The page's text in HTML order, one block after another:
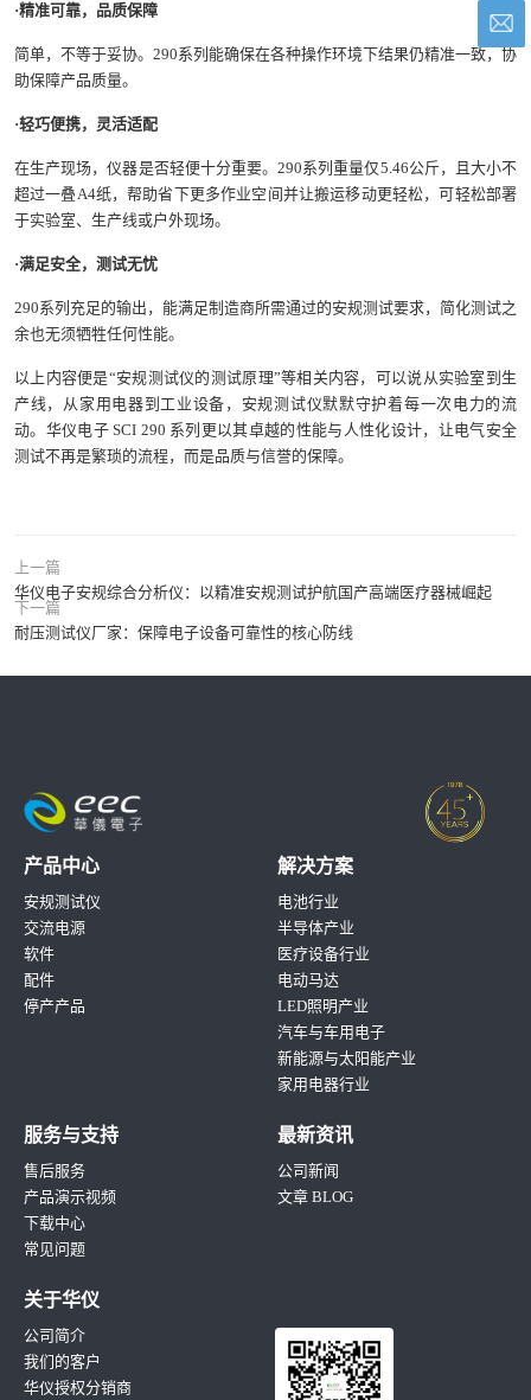
·精准可靠，品质保障
简单，不等于妥协。290系列能确保在各种操作环境下结果仍精准一致，协
助保障产品质量。
·轻巧便携，灵活适配
在生产现场，仪器是否轻便十分重要。290系列重量仅5.46公斤，且大小不
超过一叠A4纸，帮助省下更多作业空间并让搬运移动更轻松，可轻松部署
于实验室、生产线或户外现场。
·满足安全，测试无忧
290系列充足的输出，能满足制造商所需通过的安规测试要求，简化测试之
余也无须牺牲任何性能。
以上内容便是“安规测试仪的测试原理”等相关内容，可以说从实验室到生
产线，从家用电器到工业设备，安规测试仪默默守护着每一次电力的流
动。华仪电子 SCI 290 系列更以其卓越的性能与人性化设计，让电气安全
测试不再是繁琐的流程，而是品质与信誉的保障。
上一篇
华仪电子安规综合分析仪：以精准安规测试护航国产高端医疗器械崛起
下一篇
耐压测试仪厂家：保障电子设备可靠性的核心防线
产品中心
安规测试仪
交流电源
软件
配件
停产产品
解决方案
电池行业
半导体产业
医疗设备行业
电动马达
LED照明产业
汽车与车用电子
新能源与太阳能产业
家用电器行业
服务与支持
售后服务
产品演示视频
下载中心
常见问题
最新资讯
公司新闻
文章 BLOG
关于华仪
公司简介
我们的客户
华仪授权分销商